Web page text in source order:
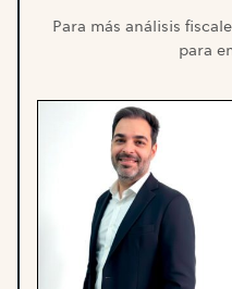
Para más análisis
para